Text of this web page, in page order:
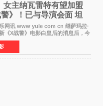
女主纳瓦雷特有望加盟
》！已与导演会面 坦
女一直很酷”
讯 www yule com cn 继萨玛拉·
《X战警》电影白皇后的消息后，今
恐怖片《痴迷》女主角印达·纳瓦雷
盟这部备受瞩目的漫威新作——目前